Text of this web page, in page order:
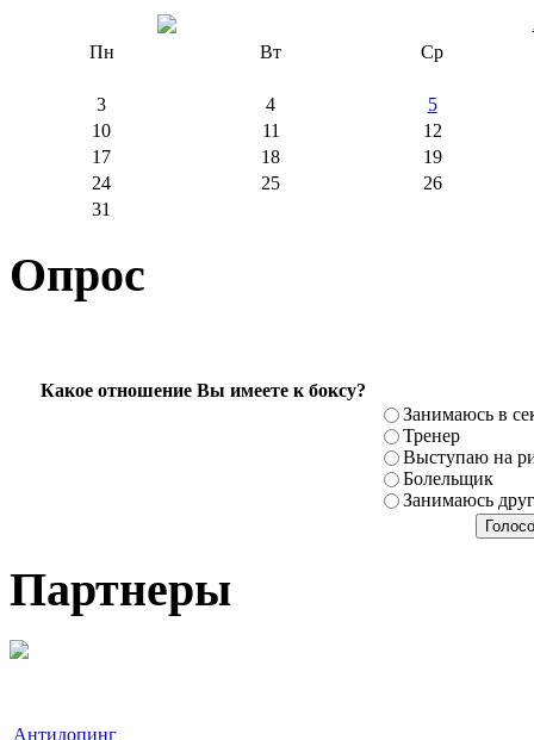
Пн
Вт Ср
3 4
5
10
11
12
17
18
19
24
25
26
31
Опрос
Какое отношение Вы имеете к боксу?
Занимаюсь в
Тренер
Выступаю на
Болельщик
Занимаюсь
Партнеры
Антидопинг